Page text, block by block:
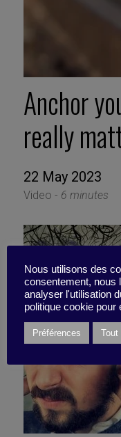
Anchor
really
22 May 2023
Video - 6 minutes
Nous utilisons des
consentement, nous
analyser l'utilisation
politique cookie pour
Préférences Tout